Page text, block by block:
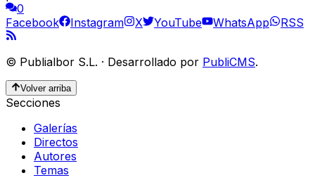
0
Facebook
Instagram X YouTube WhatsApp RSS
© Publialbor S.L. · Desarrollado por PubliCMS.
Volver arriba
Secciones
Galerías
Directos
Autores
Temas